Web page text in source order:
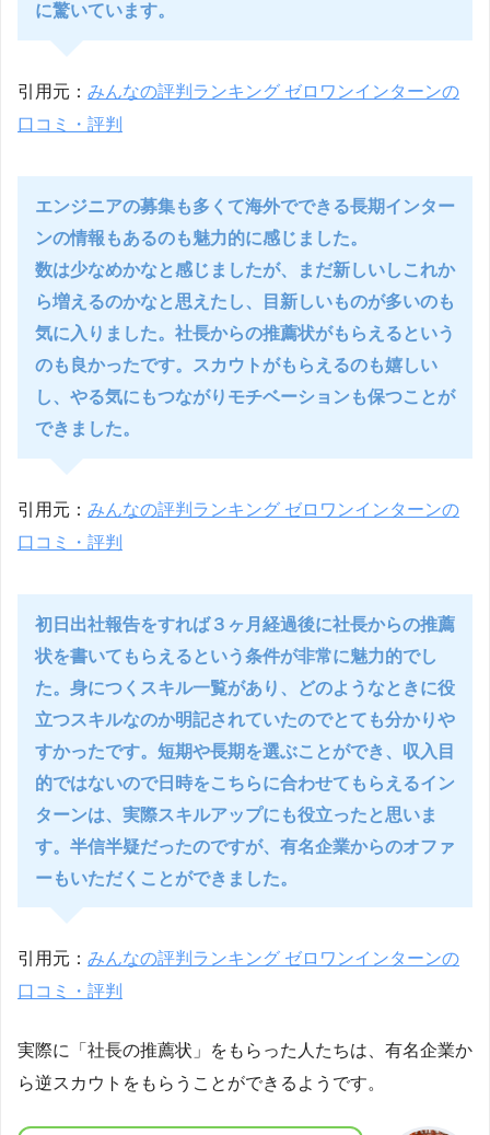
に驚いています。
引用元： みんなの評判ランキング ゼロワンインターンの
口コミ・評判
エンジニアの募集も多くて海外でできる長期インター
ンの情報もあるのも魅力的に感じました。
数は少なめかなと感じましたが、まだ新しいしこれか
ら増えるのかなと思えたし、目新しいものが多いのも
気に入りました。社長からの推薦状がもらえるという
のも良かったです。スカウトがもらえるのも嬉しい
し、やる気にもつながりモチベーションも保つことが
できました。
引用元： みんなの評判ランキング ゼロワンインターンの
口コミ・評判
初日出社報告をすれば３ヶ月経過後に社長からの推薦
状を書いてもらえるという条件が非常に魅力的でし
た。身につくスキル一覧があり、どのようなときに役
立つスキルなのか明記されていたのでとても分かりや
すかったです。短期や長期を選ぶことができ、収入目
的ではないので日時をこちらに合わせてもらえるイン
ターンは、実際スキルアップにも役立ったと思いま
す。半信半疑だったのですが、有名企業からのオファ
ーもいただくことができました。
引用元： みんなの評判ランキング ゼロワンインターンの
口コミ・評判
実際に「社長の推薦状」をもらった人たちは、有名企業か
ら逆スカウトをもらうことができるようです。